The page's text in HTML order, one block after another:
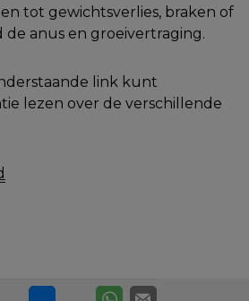
tot gewichtsverlies, braken of
de anus en groeivertraging.
link kunt
lezen over de verschillende